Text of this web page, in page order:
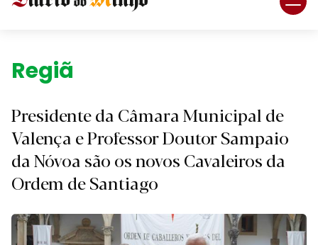
Região.
Presidente da Câmara Municipal de
Valença e Professor Doutor Sampaio
da Nóvoa são os novos Cavaleiros da
Ordem de Santiago